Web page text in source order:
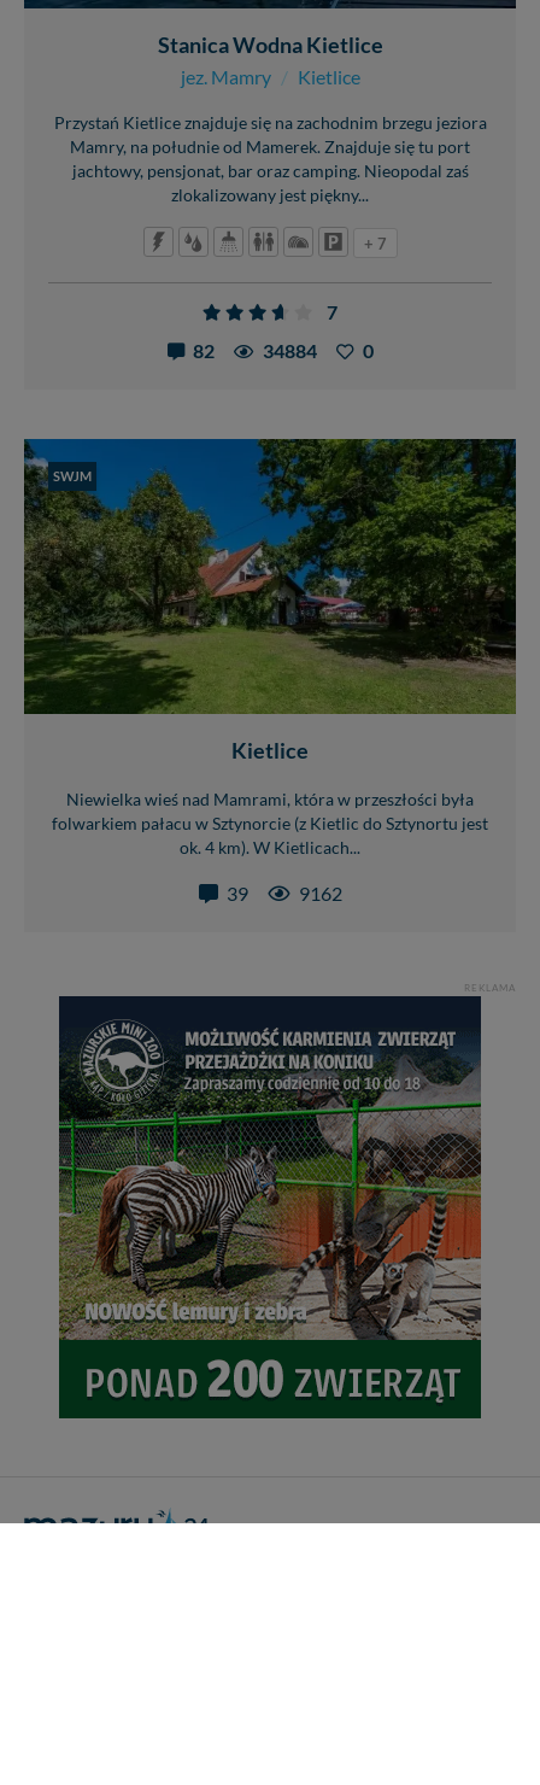
Stanica Wodna Kietlice
jez. Mamry / Kietlice
Przystań Kietlice znajduje się na zachodnim brzegu jeziora
Mamry, na południe od Mamerek. Znajduje się tu port
jachtowy, pensjonat, bar oraz camping. Nieopodal zaś
zlokalizowany jest piękny...
+ 7
7
82
34884 0
SWJM
Kietlice
Niewielka wieś nad Mamrami, która w przeszłości była
folwarkiem pałacu w Sztynorcie (z Kietlic do Sztynortu jest
ok. 4 km). W Kietlicach...
39 9162
REKLAMA